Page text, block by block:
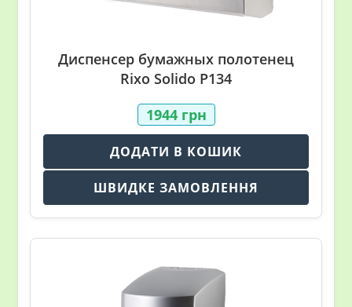
Диспенсер бумажных полотенец
Rixo Solido P134
1944 грн
ДОДАТИ В КОШИК
ШВИДКЕ ЗАМОВЛЕННЯ